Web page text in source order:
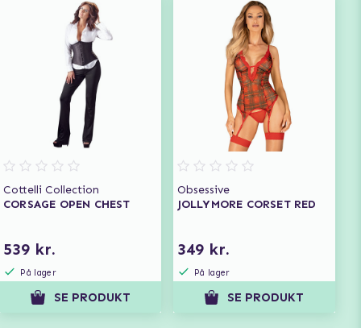
Cottelli Collection
CORSAGE OPEN CHEST
539 kr.
På lager
SE PRODUKT
Obsessive
JOLLYMORE CORSET RED
349 kr.
På lager
SE PRODUKT